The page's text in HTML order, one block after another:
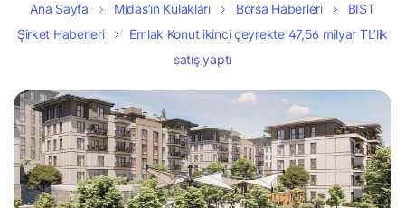
Ana Sayfa Midas’ın Kulakları Borsa Haberleri
BIST
Şirket Haberleri
Emlak Konut ikinci çeyrekte 47,56 milyar TL’lik
satış yaptı